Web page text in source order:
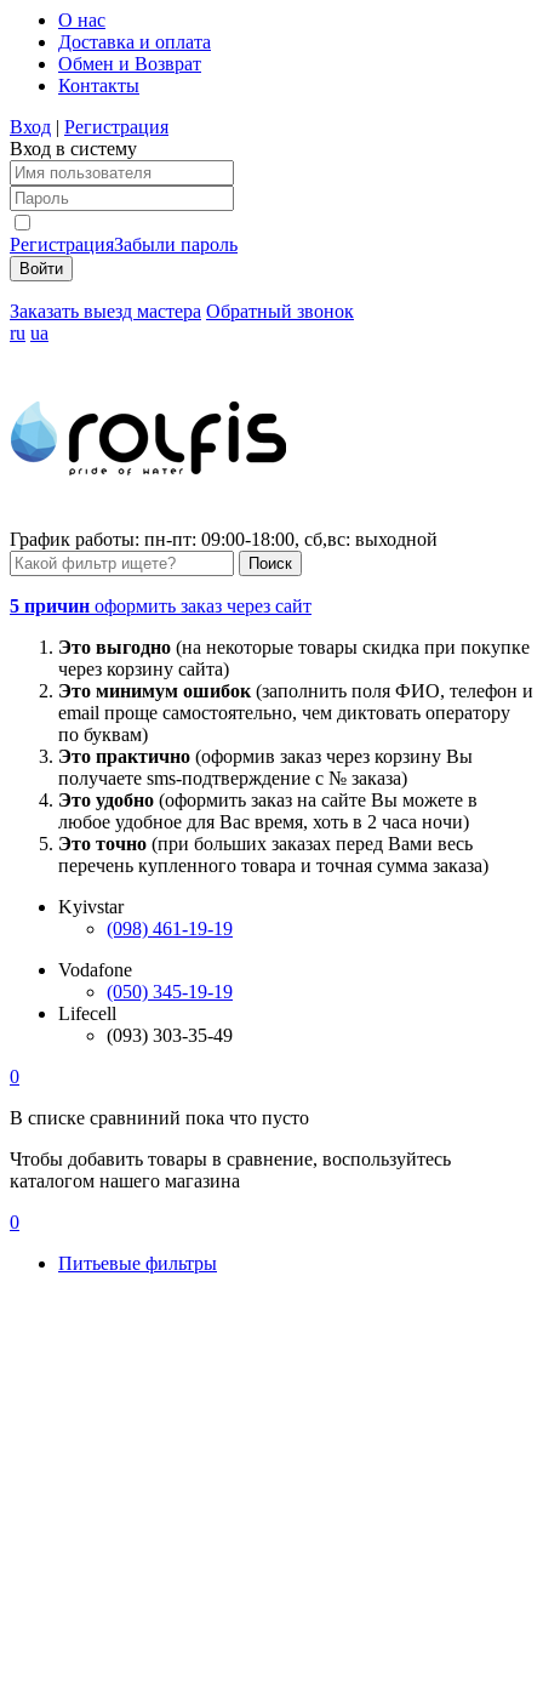
О нас
Доставка и оплата
Обмен и Возврат
Контакты
Вход | Регистрация
Вход в систему
РегистрацияЗабыли пароль
Заказать выезд мастера Обратный звонок
ru ua
График работы: пн-пт: 09:00-18:00, сб,вс: выходной
5 причин оформить заказ через сайт
Это выгодно (на некоторые товары скидка при покупке
через корзину сайта)
Это минимум ошибок (заполнить поля ФИО, телефон и
email проще самостоятельно, чем диктовать оператору
по буквам)
Это практично (оформив заказ через корзину Вы
получаете sms-подтверждение с № заказа)
Это удобно (оформить заказ на сайте Вы можете в
любое удобное для Вас время, хоть в 2 часа ночи)
Это точно (при больших заказах перед Вами весь
перечень купленного товара и точная сумма заказа)
Kyivstar
(098) 461-19-19
Vodafone
(050) 345-19-19
Lifecell
(093) 303-35-49
0
В списке сравниний пока что пусто
Чтобы добавить товары в сравнение, воспользуйтесь
каталогом нашего магазина
0
Питьевые фильтры